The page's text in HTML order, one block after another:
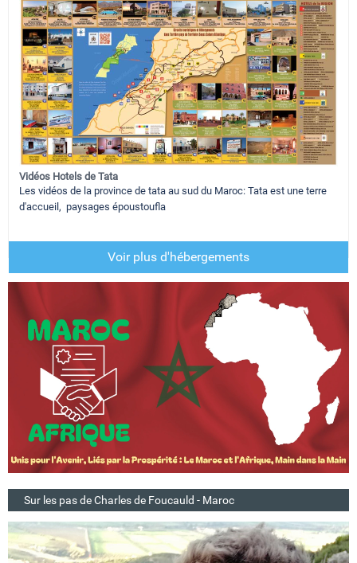
Vidéos Hotels de Tata
Les vidéos de la province de tata au sud du Maroc: Tata est une terre
d'accueil, paysages époustoufla
Voir plus d'hébergements
Sur les pas de Charles de Foucauld - Maroc